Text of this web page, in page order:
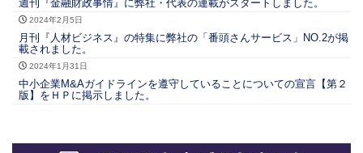
週刊『金融財政事情』に弊社・代表の連載がスタートしました。
2024年2月5日
月刊『人材ビジネス』の特集に弊社の「番頭さんサービス」NO.2が掲
載されました。
2024年1月31日
中小企業M&Aガイドラインを遵守していることについての宣言【第２
版】をＨＰに掲示しました。